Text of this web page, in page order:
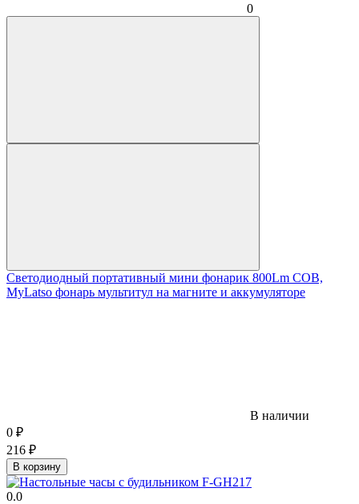
0
Светодиодный портативный мини фонарик 800Lm COB,
MyLatso фонарь мультитул на магните и аккумуляторе
В наличии
0 ₽
216 ₽
В корзину
0.0